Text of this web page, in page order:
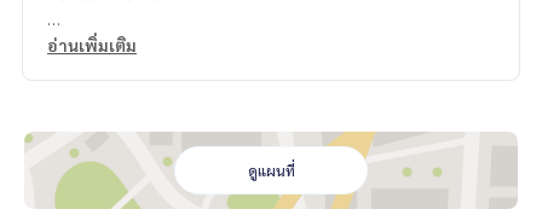
รายละเอียดเพิ่มเติม : ขายคอนโด ออนป้าทาวเอร์ Onpa Tower บร
- ถนนจรัญสนิทวงษ์
- ถนนสิรินธร
- สะพานกรุงธนบุรี
อ่านเพิ่มเติม
ดูแผนที่